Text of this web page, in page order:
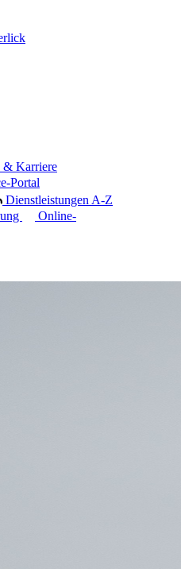
& Karriere
Portal
Dienstleistungen A-Z
Online-